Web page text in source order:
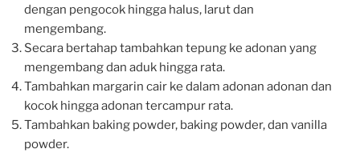
dengan pengocok hingga halus, larut dan
mengembang.
Secara bertahap tambahkan tepung ke adonan yang
mengembang dan aduk hingga rata.
Tambahkan margarin cair ke dalam adonan adonan dan
kocok hingga adonan tercampur rata.
Tambahkan baking powder, baking powder, dan vanilla
powder.